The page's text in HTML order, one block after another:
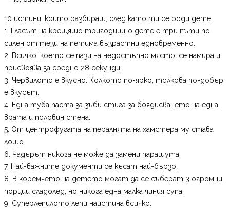
10 истини, които разбираш, след като ти се роди дете
1. Гласът на крещящо тригодишно дете е три пъти по-
силен от тези на петима възрастни едновременно.
2. Всичко, което се пази на недостъпно място, се намира и
присвоява за средно 28 секунди.
3. Червилото е вкусно. Колкото по-ярко, толкова по-добър
е вкусът.
4. Една туба паста за зъби стига за боядисването на една
врата и половин стена.
5. От центрофугата на пералнята на хамстера му става
лошо.
6. Чадърът никога не може да замени парашута.
7. Най-важните документи се късат най-бързо.
8. В коремчето на детето могат да се съберат 3 огромни
порции сладолед, но никога една малка чиния супа.
9. Суперлепилото лепи наистина всичко.